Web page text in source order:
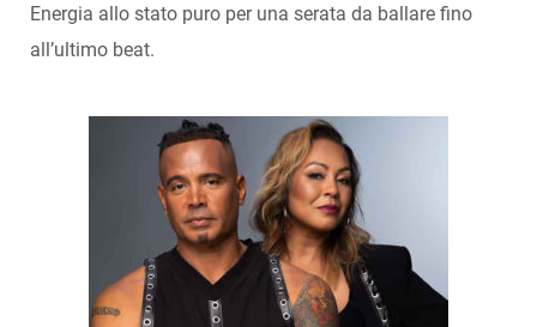
Energia allo stato puro per una serata da ballare fino
all’ultimo beat.